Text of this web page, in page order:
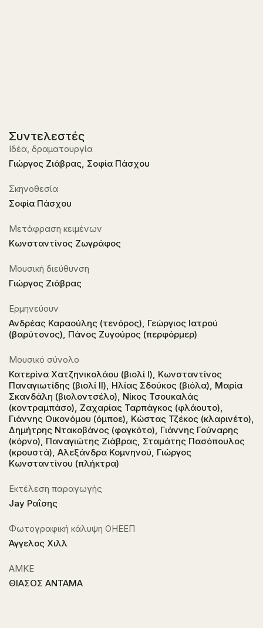
Συντελεστές
Ιδέα, δραματουργία
Γιώργος Ζιάβρας, Σοφία Πάσχου
Σκηνοθεσία
Σοφία Πάσχου
Μετάφραση κειμένων
Κωνσταντίνος Ζωγράφος
Μουσική διεύθυνση
Γιώργος Ζιάβρας
Ερμηνεύουν
Ανδρέας Καραούλης (τενόρος), Γεώργιος Ιατρού
(βαρύτονος), Πάνος Ζυγούρος (περφόρμερ)
Μουσικό σύνολο
Κατερίνα Χατζηνικολάου (βιολί I), Κωνσταντίνος
Παναγιωτίδης (βιολί IΙ), Ηλίας Σδούκος (βιόλα), Μαρία
Σκανδάλη (βιολοντσέλο), Νίκος Τσουκαλάς
(κοντραμπάσο), Ζαχαρίας Ταρπάγκος (φλάουτο),
Γιάννης Οικονόμου (όμποε), Κώστας Τζέκος (κλαρινέτο),
Δημήτρης Ντακοβάνος (φαγκότο), Γιάννης Γούναρης
(κόρνο), Παναγιώτης Ζιάβρας, Σταμάτης Πασόπουλος
(κρουστά), Αλεξάνδρα Κομνηνού, Γιώργος
Κωνσταντίνου (πλήκτρα)
Εκτέλεση παραγωγής
Jay Ραΐσης
Φωτογραφική κάλυψη ΟΗΕΕΠ
Άγγελος Χιλλ
ΑΜΚΕ
ΘΙΑΣΟΣ ΑΝΤΑΜΑ